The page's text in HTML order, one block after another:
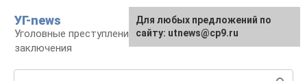
контенту
УГ-news
Уголовные преступления, наказания, места
заключения
Для любых предложений по
сайту: utnews@cp9.ru